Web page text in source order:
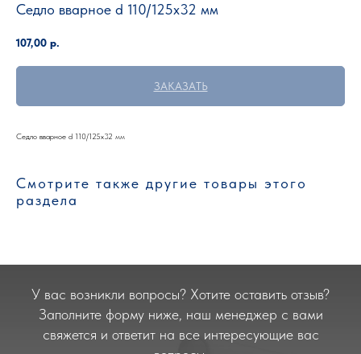
Седло вварное d 110/125х32 мм
107,00 р.
ЗАКАЗАТЬ
Седло вварное d 110/125х32 мм
Смотрите также другие товары этого
раздела
У вас возникли вопросы? Хотите оставить отзыв?
Заполните форму ниже, наш менеджер с вами
свяжется и ответит на все интересующие вас